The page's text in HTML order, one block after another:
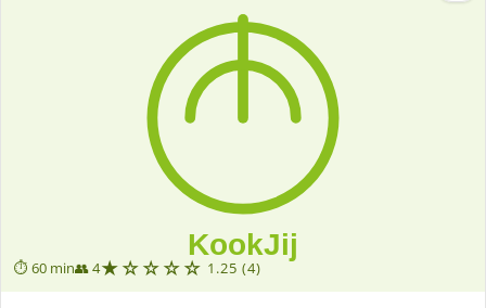
⏱ 60 min👥 4★☆☆☆☆ 1.25 (4)